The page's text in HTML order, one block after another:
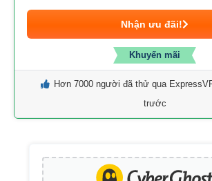
Nhận ưu đãi!
Khuyến mãi
Hơn 7000 người đã thử qua
trước